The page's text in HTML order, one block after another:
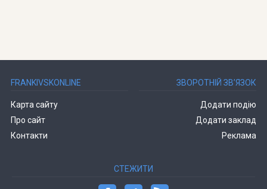
FRANKIVSKONLINE
Карта сайту
Про сайт
Контакти
ЗВОРОТНІЙ ЗВ’ЯЗОК
Додати подію
Додати заклад
Реклама
СТЕЖИТИ